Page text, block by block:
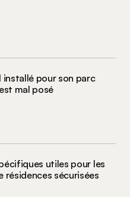
installé pour son parc
mal posé
utiles pour les
résidences sécurisées